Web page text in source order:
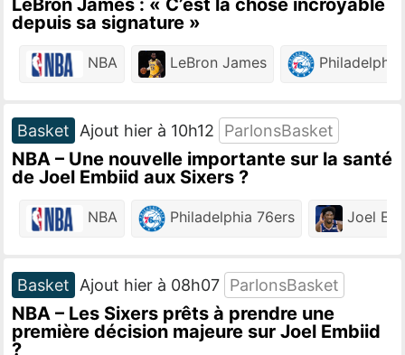
depuis sa signature »
NBA LeBron James
Basket Ajout hier à 10h12 ParlonsBasket
NBA – Une nouvelle importante sur la santé
de Joel Embiid aux Sixers ?
NBA Philadelphia 76ers Joel
Basket Ajout hier à 08h07 ParlonsBasket
NBA – Les Sixers prêts à prendre une
première décision majeure sur Joel Embiid
?